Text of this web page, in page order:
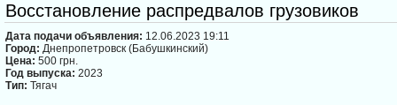
Восстановление распредвалов грузовиков
Дата подачи объявления: 12.06.2023 19:11
Город: Днепропетровск (Бабушкинский)
Цена: 500 грн.
Год выпуска: 2023
Тип: Тягач